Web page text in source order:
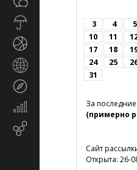
Экономика
3
4 5
10
11
17
18
24
25
31
За
(примерно
Сайт
Открыта: 26-